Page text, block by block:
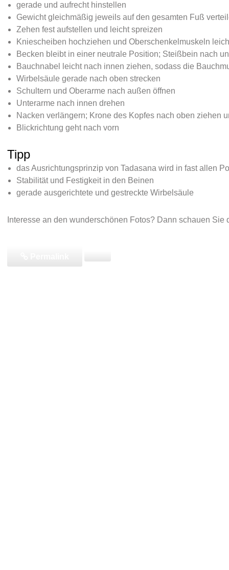
gerade und aufrecht hinstellen
Gewicht gleichmäßig jeweils auf den gesamten Fuß
Zehen fest aufstellen und leicht spreizen
Kniescheiben hochziehen und Oberschenkelmuskeln
Becken bleibt in einer neutrale Position; Steißbein nach
Bauchnabel leicht nach innen ziehen, sodass die
Wirbelsäule gerade nach oben strecken
Schultern und Oberarme nach außen öffnen
Unterarme nach innen drehen
Nacken verlängern; Krone des Kopfes nach oben ziehen
Blickrichtung geht nach vorn
Tipp
das Ausrichtungsprinzip von Tadasana wird in fast allen
Stabilität und Festigkeit in den Beinen
gerade ausgerichtete und gestreckte Wirbelsäule
Interesse an den wunderschönen Fotos? Dann schauen Sie